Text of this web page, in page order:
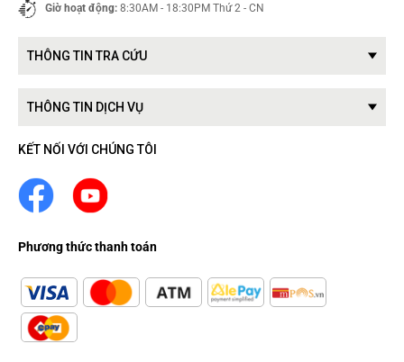
Giờ hoạt động: 8:30AM - 18:30PM Thứ 2 - CN
THÔNG TIN TRA CỨU
THÔNG TIN DỊCH VỤ
KẾT NỐI VỚI CHÚNG TÔI
Phương thức thanh toán